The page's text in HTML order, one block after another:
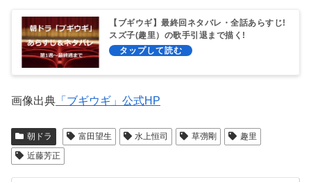
【ブギウギ】最終回ネタバレ・全話あらすじ!
スズ子(趣里）の歌手引退まで描く!
画像出典 「ブギウギ」公式HP
朝ドラ 富田望生 水上恒司 草彅剛
趣里
近藤芳正